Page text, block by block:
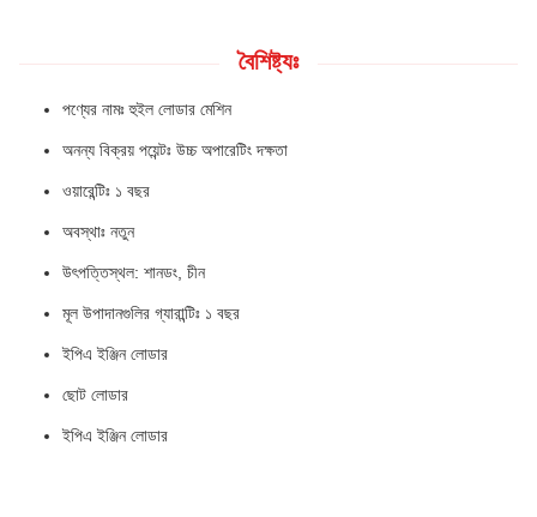
বৈশিষ্ট্যঃ
পণ্যের নামঃ হুইল লোডার মেশিন
অনন্য বিক্রয় পয়েন্টঃ উচ্চ অপারেটিং দক্ষতা
ওয়ারেন্টিঃ ১ বছর
অবস্থাঃ নতুন
উৎপত্তিস্থল: শানডং, চীন
মূল উপাদানগুলির গ্যারান্টিঃ ১ বছর
ইপিএ ইঞ্জিন লোডার
ছোট লোডার
ইপিএ ইঞ্জিন লোডার